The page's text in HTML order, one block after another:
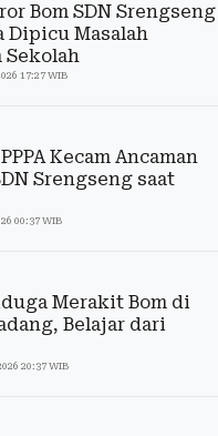
Bom SDN Srengseng
Dipicu Masalah
Sekolah
17:27 WIB
Kecam Ancaman
Srengseng saat
00:37 WIB
Merakit Bom di
Belajar dari
20:37 WIB